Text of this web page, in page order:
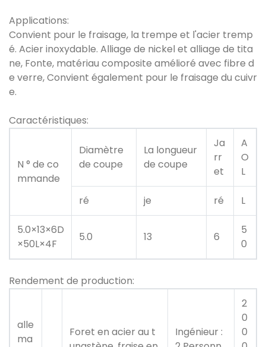
Applications:
Convient pour le fraisage, la trempe et l'acier tremp
é. Acier inoxydable. Alliage de nickel et alliage de tita
ne, Fonte, matériau composite amélioré avec fibre d
e verre, Convient également pour le fraisage du cuivr
e.
Caractéristiques:
N ° de co
mmande
Diamètre
de coupe
La longueur
de coupe
Ja
rr
et
A
O
L
ré je ré L
5.0×13×6D
×50L×4F
5.0 13 6
5
0
Rendement de production:
alle
ma
Foret en acier au t
Ingénieur :
2
0
0